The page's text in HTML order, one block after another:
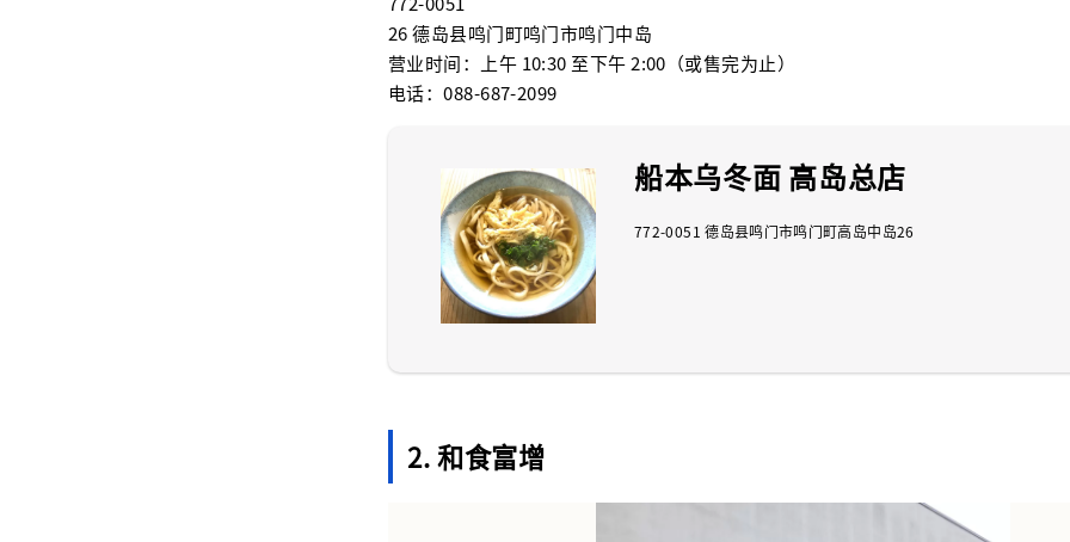
26 德岛县鸣门町鸣门市鸣门中岛
营业时间：上午 10:30 至下午 2:00（或售完为止）
电话：088-687-2099
船本乌冬面 高岛总店
772-0051 德岛县鸣门市鸣门町高岛中岛26
2. 和食富增